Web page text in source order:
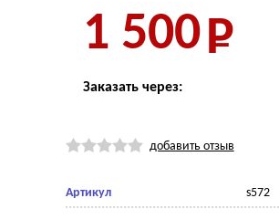
1 500
Заказать через:
добавить отзыв
Артикул s572